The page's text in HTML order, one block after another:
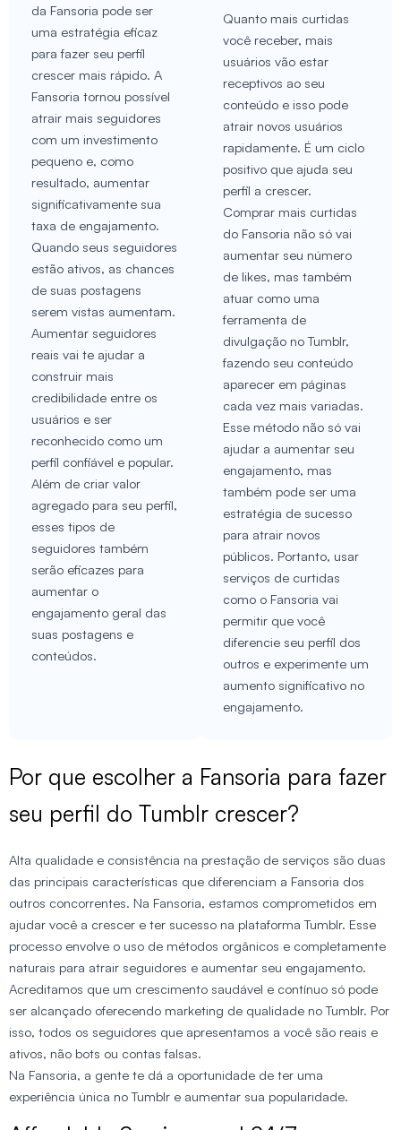
da Fansoria pode ser
uma estratégia eficaz
para fazer seu perfil
crescer mais rápido. A
Fansoria tornou possível
atrair mais seguidores
com um investimento
pequeno e, como
resultado, aumentar
significativamente sua
taxa de engajamento.
Quando seus seguidores
estão ativos, as chances
de suas postagens
serem vistas aumentam.
Aumentar seguidores
reais vai te ajudar a
construir mais
credibilidade entre os
usuários e ser
reconhecido como um
perfil confiável e popular.
Além de criar valor
agregado para seu perfil,
esses tipos de
seguidores também
serão eficazes para
aumentar o
engajamento geral das
suas postagens e
conteúdos.
Quanto mais curtidas
você receber, mais
usuários vão estar
receptivos ao seu
conteúdo e isso pode
atrair novos usuários
rapidamente. É um ciclo
positivo que ajuda seu
perfil a crescer.
Comprar mais curtidas
do Fansoria não só vai
aumentar seu número
de likes, mas também
atuar como uma
ferramenta de
divulgação no Tumblr,
fazendo seu conteúdo
aparecer em páginas
cada vez mais variadas.
Esse método não só vai
ajudar a aumentar seu
engajamento, mas
também pode ser uma
estratégia de sucesso
para atrair novos
públicos. Portanto, usar
serviços de curtidas
como o Fansoria vai
permitir que você
diferencie seu perfil dos
outros e experimente um
aumento significativo no
engajamento.
Por que escolher a Fansoria para fazer
seu perfil do Tumblr crescer?
Alta qualidade e consistência na prestação de serviços são duas
das principais características que diferenciam a Fansoria dos
outros concorrentes. Na Fansoria, estamos comprometidos em
ajudar você a crescer e ter sucesso na plataforma Tumblr. Esse
processo envolve o uso de métodos orgânicos e completamente
naturais para atrair seguidores e aumentar seu engajamento.
Acreditamos que um crescimento saudável e contínuo só pode
ser alcançado oferecendo marketing de qualidade no Tumblr. Por
isso, todos os seguidores que apresentamos a você são reais e
ativos, não bots ou contas falsas.
Na Fansoria, a gente te dá a oportunidade de ter uma
experiência única no Tumblr e aumentar sua popularidade.